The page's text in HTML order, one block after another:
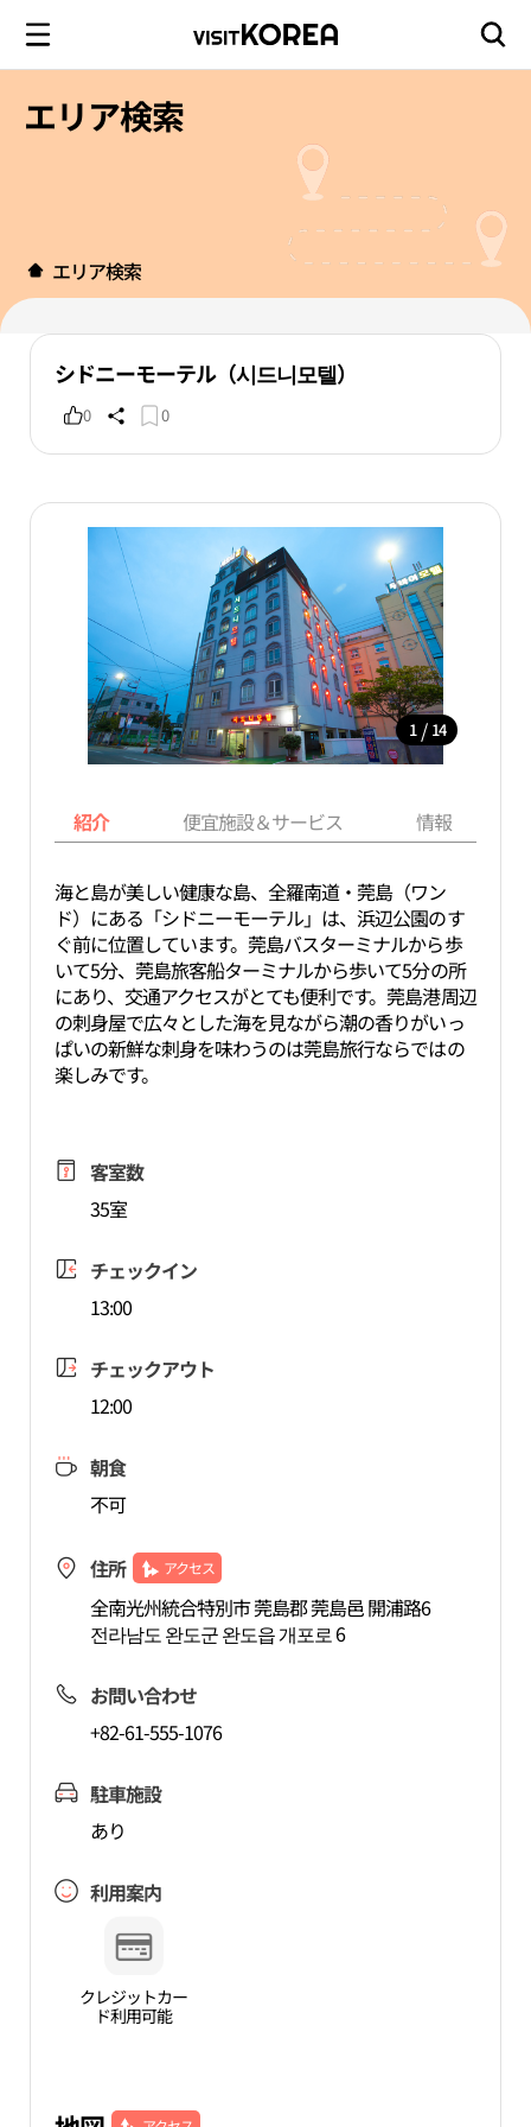
エリア検索
エリア検索
シドニーモーテル（시드니모텔）
0 0
1 / 14
紹介 便宜施設＆サービス 情報
海と島が美しい健康な島、全羅南道・莞島（ワン
ド）にある「シドニーモーテル」は、浜辺公園のす
ぐ前に位置しています。莞島バスターミナルから歩
いて5分、莞島旅客船ターミナルから歩いて5分の所
にあり、交通アクセスがとても便利です。莞島港周辺
の刺身屋で広々とした海を見ながら潮の香りがいっ
ぱいの新鮮な刺身を味わうのは莞島旅行ならではの
楽しみです。
客室数
35室
チェックイン
13:00
チェックアウト
12:00
朝食
不可
住所 アクセス
全南光州統合特別市 莞島郡 莞島邑 開浦路6
전라남도 완도군 완도읍 개포로 6
お問い合わせ
+82-61-555-1076
駐車施設
あり
利用案内
クレジットカー
ド利用可能